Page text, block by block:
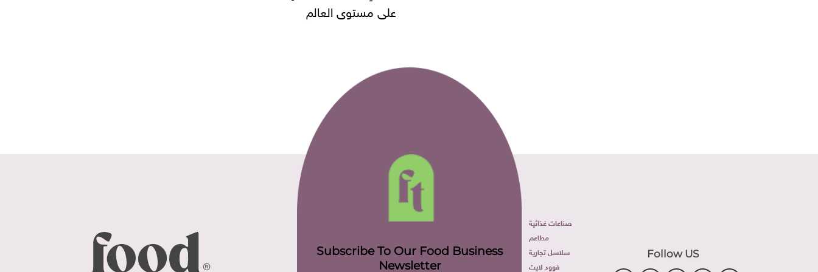
Follow US
صناعات غذائية
مطاعم
سلاسل تجارية
فوود لايت
Subscribe To Our Food Business
Newsletter